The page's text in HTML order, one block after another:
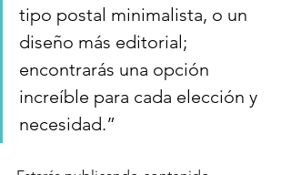
tipo postal minimalista, o un
diseño más editorial;
encontrarás una opción
increíble para cada elección y
necesidad.”